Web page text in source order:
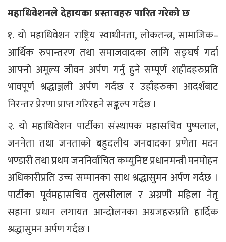
महाधिवेशनले देहायका प्रस्तावहरु पारित गरेको छ
१. यो महाधिवेशन राष्ट्रिय स्वाधीनता, लोकतन्त्र, सामाजिक–
आर्थिक रुपान्तरण तथा समाजवादका लागि सङ्घर्ष गर्दा
आफ्नो अमूल्य जीवन अर्पण गर्नु हुने सम्पूर्ण शहीदहरुप्रति
भावपूर्ण श्रद्धाञ्जली अर्पण गर्दछ र उहाँहरुका आदर्शबाट
निरन्तर प्रेरणा प्राप्त गरिरहने सङ्कल्प गर्दछ ।
२. यो महाधिवेशन पार्टीका संस्थापक महासचिव पुष्पलाल,
जननेता तथा जनताको बहुदलीय जनवादका प्रणेता मदन
भण्डारी तथा प्रथम जननिर्वाचित कम्युनिष्ट प्रधानमन्त्री मनमोहन
अधिकारीप्रति उच्च सम्मानका साथ श्रद्धासुमन अर्पण गर्दछ ।
पार्टीका पूर्वमहासचिव तुलसीलाल र अग्रणी महिला नेतृ
सहाना प्रधान लगायत आन्दोलनका अग्रजहरुप्रति हार्दिक
श्रद्धासुमन अर्पण गर्दछ ।